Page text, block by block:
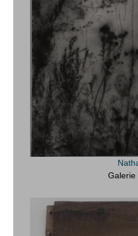
Galerie